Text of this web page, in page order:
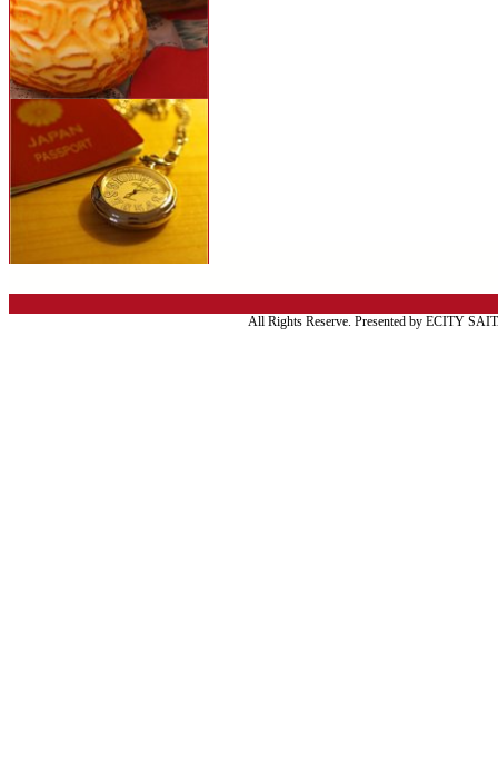
All Rights Reserve. Presented by ECITY